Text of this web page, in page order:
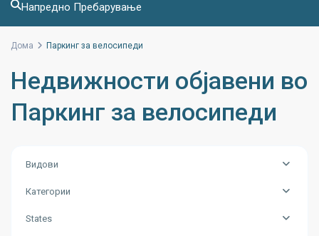
Напредно Пребарување
Дома Паркинг за велосипеди
Недвижности објавени во
Паркинг за велосипеди
Видови
Категории
States